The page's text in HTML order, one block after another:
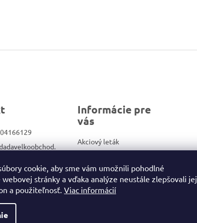
cookie, aby sme vám umožnili pohodlné
stránky a vďaka analýze neustále zlepšovali jej
a použiteľnosť. Viac informácií
Dadadrog
Informácie pre
vás
Akciový leták
Kontakty
Obchodné podmienky/GDPR